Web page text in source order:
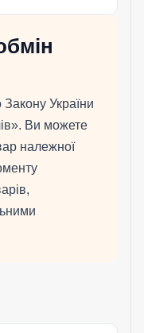
України
Ви можете
належної